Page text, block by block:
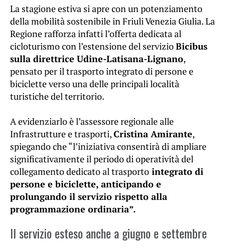
La stagione estiva si apre con un potenziamento
della mobilità sostenibile in Friuli Venezia Giulia. La
Regione rafforza infatti l’offerta dedicata al
cicloturismo con l’estensione del servizioBicibus
sulla direttrice Udine-Latisana-Lignano,
pensato per il trasporto integrato di persone e
biciclette verso una delle principali località
turistiche del territorio.
A evidenziarlo è l’assessore regionale alle
Infrastrutture e trasporti,Cristina Amirante,
spiegando che “l’iniziativa consentirà di ampliare
significativamente il periodo di operatività del
collegamento dedicato al trasporto integrato di
persone e biciclette, anticipando e
prolungando il servizio rispetto alla
programmazione ordinaria”.
Il servizio esteso anche a giugno e settembre